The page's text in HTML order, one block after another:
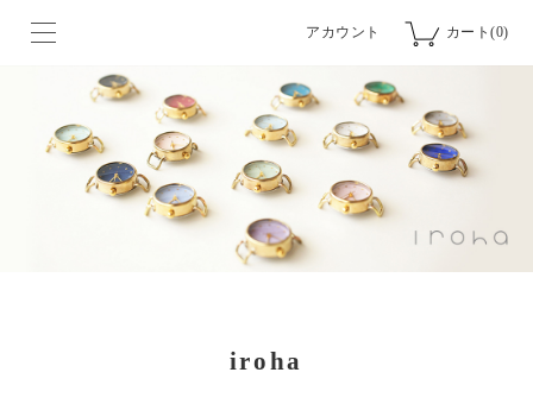
アカウント カート(0)
iroha